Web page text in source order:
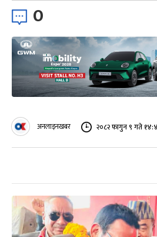
0
अनलाइनखबर २०८२ फागुन ९ गते